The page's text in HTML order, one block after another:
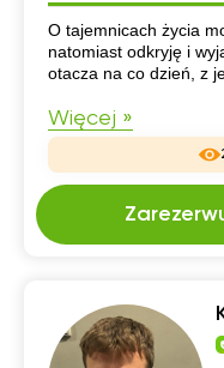
CV
O tajemnicach życia
natomiast odkryję i
otacza na co dzień, z
Więcej »